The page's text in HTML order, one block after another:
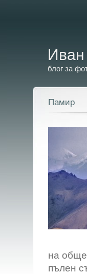
Иван
блог за
Памир
на
пълен